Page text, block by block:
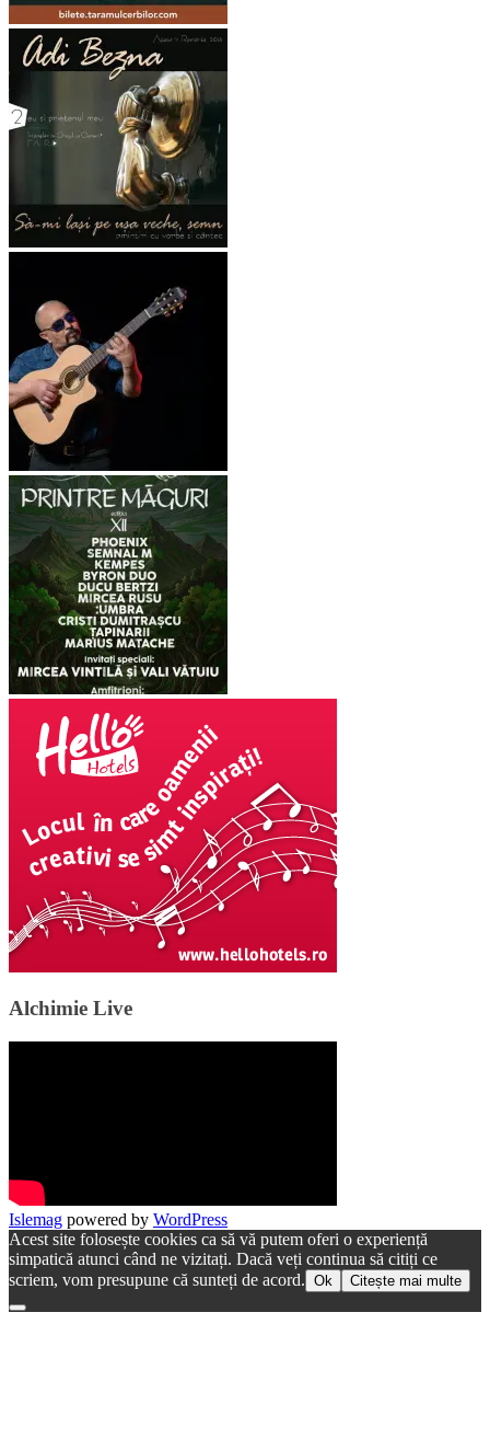
Alchimie Live
Islemag powered by WordPress
Acest site folosește cookies ca să vă putem oferi o experiență
simpatică atunci când ne vizitați. Dacă veți continua să citiți ce
scriem, vom presupune că sunteți de acord. Ok Citește mai multe